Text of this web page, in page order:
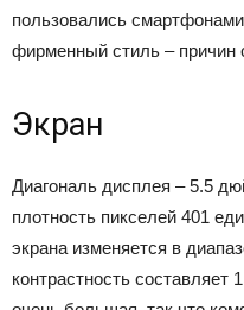
пользовались
фирменный стиль – причин
Экран
Диагональ дисплея – 5.5
плотность пикселей 401
экрана изменяется в
контрастность составляет